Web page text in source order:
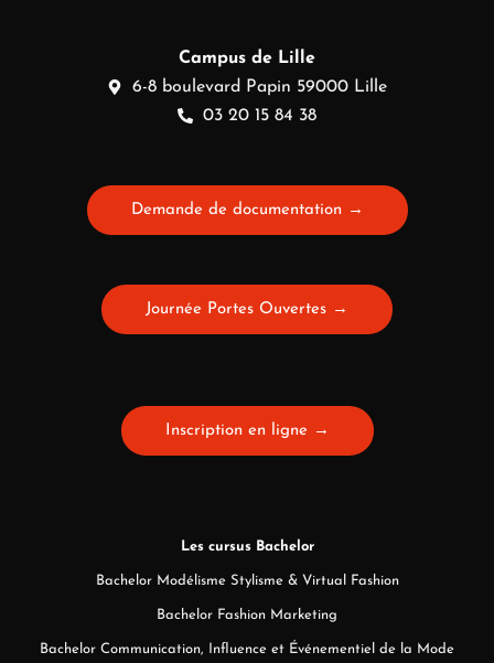
Campus de Lille
6-8 boulevard Papin 59000 Lille
03 20 15 84 38
Demande de documentation →
Journée Portes Ouvertes →
Inscription en ligne →
Les cursus Bachelor
Bachelor Modélisme Stylisme & Virtual Fashion
Bachelor Fashion Marketing
Bachelor Communication, Influence et Événementiel de la Mode